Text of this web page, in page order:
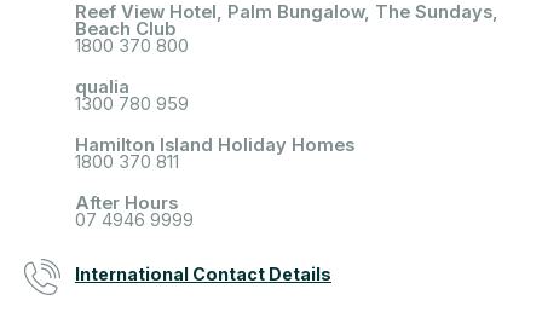
Reef View Hotel, Palm Bungalow, The Sundays,
Beach Club
1800 370 800
qualia
1300 780 959
Hamilton Island Holiday Homes
1800 370 811
After Hours
07 4946 9999
International Contact Details